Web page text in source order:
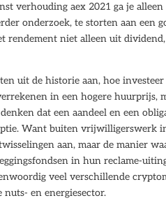
verhouding aex 2021 ga je
onderzoek, te storten aan een
rendement niet alleen uit
uit de historie aan, hoe
in een hogere huurprijs,
dat een aandeel en een
Want buiten vrijwilligerswerk
aan, maar de manier
in hun reclame-
veel verschillende
en energiesector.